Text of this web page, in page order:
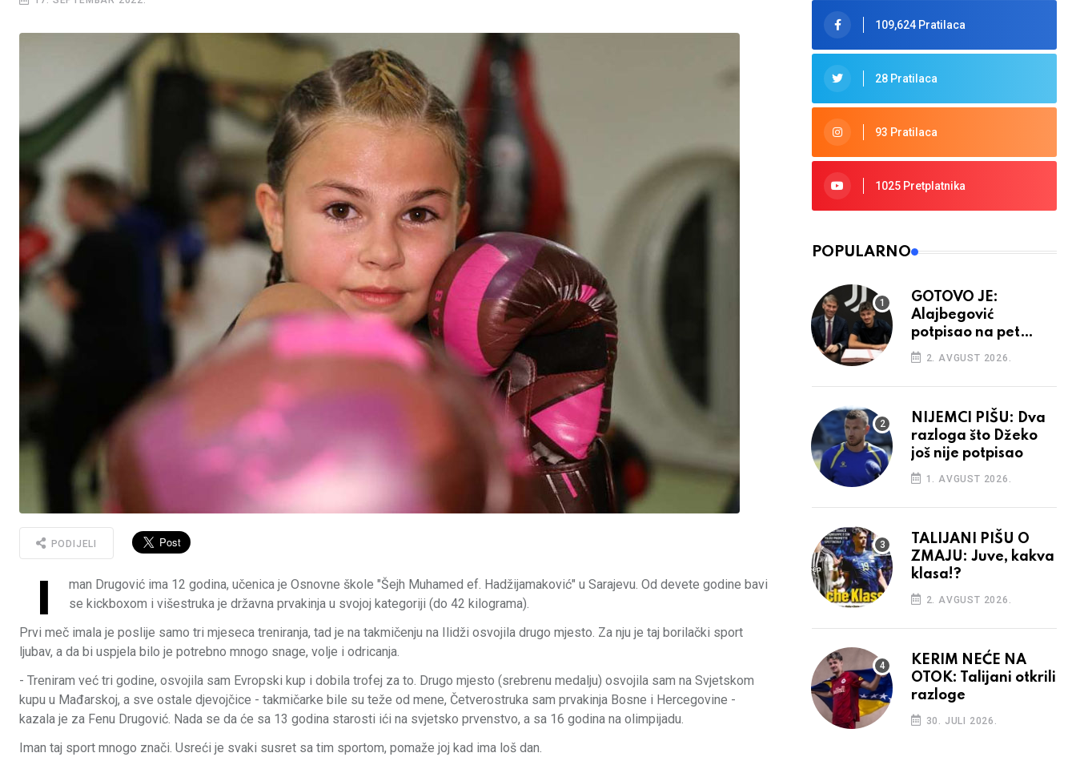
PODIJELI
I
man Drugović ima 12 godina, učenica je Osnovne škole "Šejh Muhamed ef. Hadžijamaković" u Sarajevu. Od devete godine bavi
se kickboxom i višestruka je državna prvakinja u svojoj kategoriji (do 42 kilograma).
Prvi meč imala je poslije samo tri mjeseca treniranja, tad je na takmičenju na Ilidži osvojila drugo mjesto. Za nju je taj borilački sport
ljubav, a da bi uspjela bilo je potrebno mnogo snage, volje i odricanja.
- Treniram već tri godine, osvojila sam Evropski kup i dobila trofej za to. Drugo mjesto (srebrenu medalju) osvojila sam na Svjetskom
kupu u Mađarskoj, a sve ostale djevojčice - takmičarke bile su teže od mene, Četverostruka sam prvakinja Bosne i Hercegovine -
kazala je za Fenu Drugović. Nada se da će sa 13 godina starosti ići na svjetsko prvenstvo, a sa 16 godina na olimpijadu.
Iman taj sport mnogo znači. Usreći je svaki susret sa tim sportom, pomaže joj kad ima loš dan.
109,624 Pratilaca
28 Pratilaca
93 Pratilaca
1025 Pretplatnika
POPULARNO
GOTOVO JE:
Alajbegović
potpisao na pet
godina
2. AVGUST 2026.
NIJEMCI PIŠU: Dva
razloga što Džeko
još nije potpisao
1. AVGUST 2026.
TALIJANI PIŠU O
ZMAJU: Juve, kakva
klasa!?
2. AVGUST 2026.
KERIM NEĆE NA
OTOK: Talijani otkrili
razloge
30. JULI 2026.